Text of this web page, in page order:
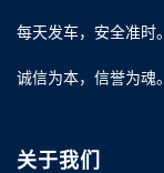
每天发车，安全准时。
诚信为本，信誉为魂。
关于我们